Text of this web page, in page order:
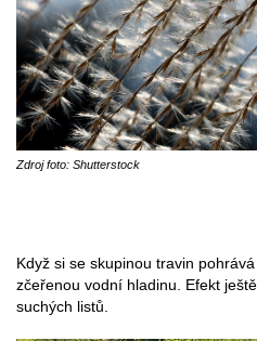
Zdroj foto: Shutterstock
Když si se skupinou travin
zčeřenou vodní hladinu. Efekt
suchých listů.